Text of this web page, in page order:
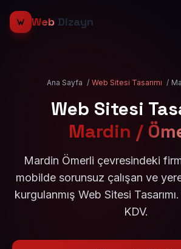
Web Dizayn
Ana Sayfa / Web Sitesi Tasarımı /
Web Sitesi
Mardin /
Mardin Ömerli çevresindeki
mobilde sorunsuz çalışan ve
kurgulanmış Web Sitesi
KDV.